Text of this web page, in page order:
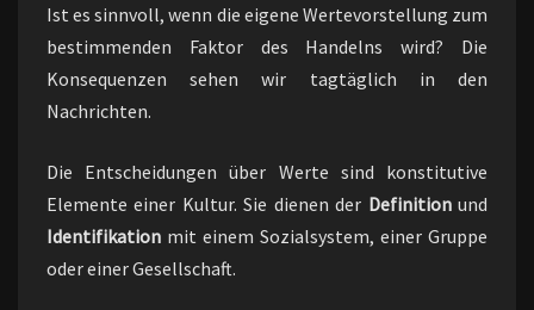
Ist es sinnvoll, wenn die eigene Wertevorstellung zum
bestimmenden Faktor des Handelns wird? Die
Konsequenzen sehen wir tagtäglich in den
Nachrichten.
Die Entscheidungen über Werte sind konstitutive
Elemente einer Kultur. Sie dienen der Definitionund
Identifikation mit einem Sozialsystem, einer Gruppe
oder einer Gesellschaft.